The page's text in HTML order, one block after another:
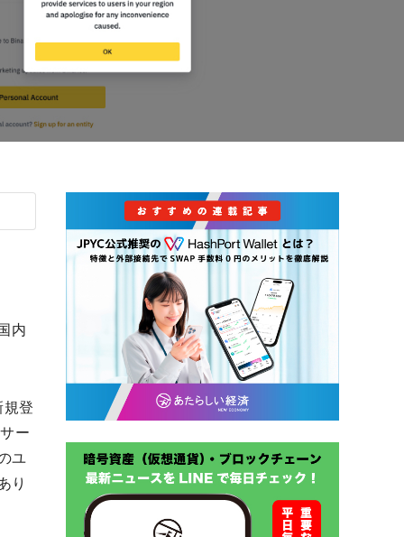
内
登
ー
ユ
り